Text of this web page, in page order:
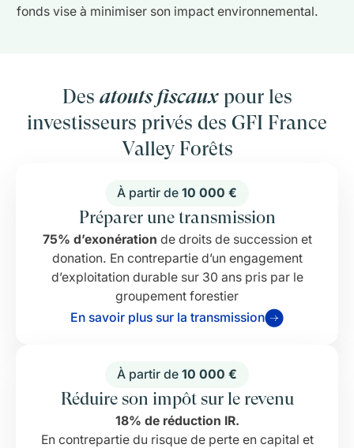
fonds vise à minimiser son impact environnemental.
Des atouts fiscauxpour les
investisseurs privés des GFI France
Valley Forêts
À partir de 10 000 €
Préparer une transmission
75% d’exonération de droits de succession et
donation. En contrepartie d’un engagement
d’exploitation durable sur 30 ans pris par le
groupement forestier
En savoir plus sur la transmission
À partir de 10 000 €
Réduire son impôt sur le revenu
18% de réduction IR.
En contrepartie du risque de perte en capital et